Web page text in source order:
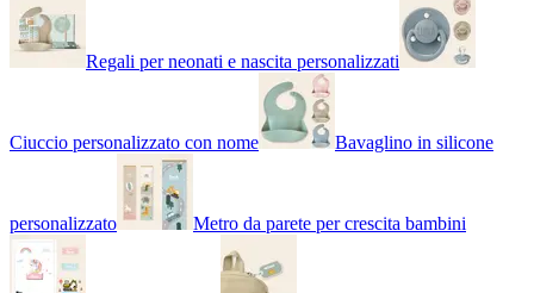
Regali per neonati e nascita personalizzati
Ciuccio personalizzato con nome Bavaglino in silicone
personalizzato Metro da parete per crescita bambini